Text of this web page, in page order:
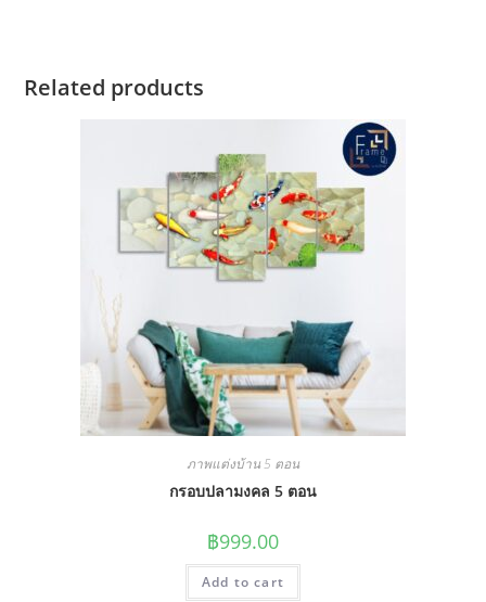
Related products
ภาพแต่งบ้าน 5 ตอน
กรอบปลามงคล 5 ตอน
฿999.00
Add to cart